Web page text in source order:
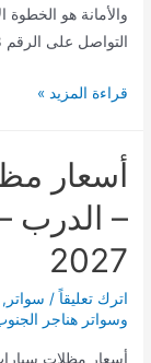
والأمانة هو الخطوة
التواصل على الرقم 0550708613 …
هناجر|
هناجر
0550708613
قراءة المزيد »
أسعار
2027
اترك تعليقاً / سواتر ,
وسواتر هناجر